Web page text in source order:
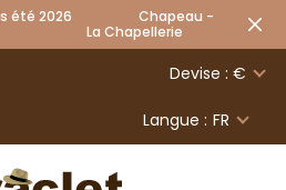
été 2026 Chapeau -
La Chapellerie
Devise : €
Langue : FR